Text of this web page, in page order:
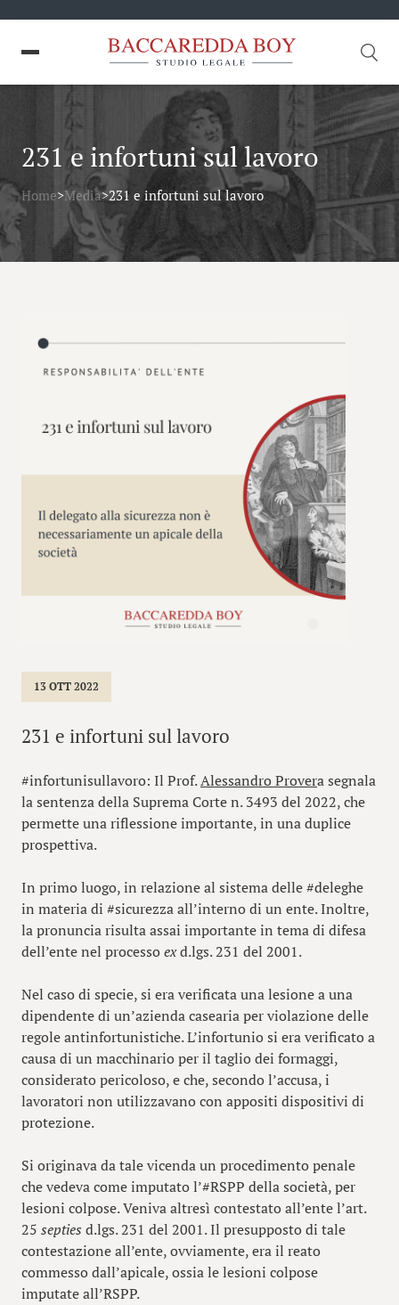
231 e infortuni sul lavoro
Home>Media>231 e infortuni sul lavoro
13 OTT 2022
231 e infortuni sul lavoro
#infortunisullavoro: Il Prof.Alessandro Provera segnala
la sentenza della Suprema Corte n. 3493 del 2022, che
permette una riflessione importante, in una duplice
prospettiva.
In primo luogo, in relazione al sistema delle #deleghe
in materia di #sicurezza all’interno di un ente. Inoltre,
la pronuncia risulta assai importante in tema di difesa
dell’ente nel processoexd.lgs. 231 del 2001.
Nel caso di specie, si era verificata una lesione a una
dipendente di un’azienda casearia per violazione delle
regole antinfortunistiche. L’infortunio si era verificato a
causa di un macchinario per il taglio dei formaggi,
considerato pericoloso, e che, secondo l’accusa, i
lavoratori non utilizzavano con appositi dispositivi di
protezione.
Si originava da tale vicenda un procedimento penale
che vedeva come imputato l’#RSPP della società, per
lesioni colpose. Veniva altresì contestato all’ente l’art.
25 septies d.lgs. 231 del 2001. Il presupposto di tale
contestazione all’ente, ovviamente, era il reato
commesso dall’apicale, ossia le lesioni colpose
imputate all’RSPP.